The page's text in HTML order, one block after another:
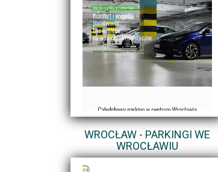
WROCŁAW - PARKINGI WE
WROCŁAWIU